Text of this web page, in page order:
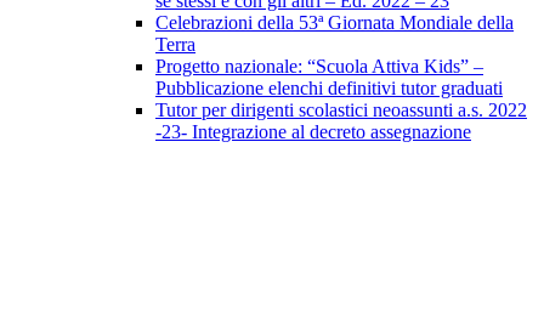
Celebrazioni della 53ª Giornata Mondiale della
Terra
Progetto nazionale: “Scuola Attiva Kids” –
Pubblicazione elenchi definitivi tutor graduati
Tutor per dirigenti scolastici neoassunti a.s. 2022
-23- Integrazione al decreto assegnazione